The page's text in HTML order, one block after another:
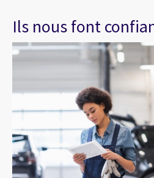
Ils nous font